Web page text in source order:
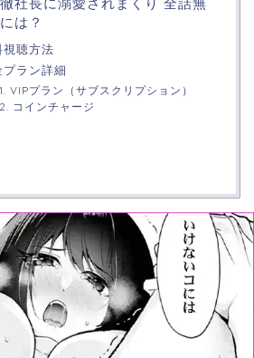
は？
視聴方法
プラン詳細
1. VIPプラン（サブスクリプション）
2. コインチャージ